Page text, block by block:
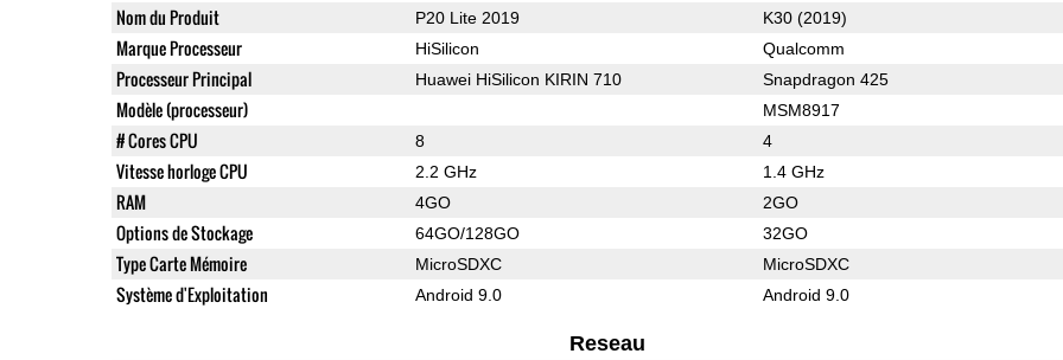
Nom du Produit P20 Lite 2019 K30 (2019)
Marque Processeur HiSilicon Qualcomm
Processeur Principal Huawei HiSilicon KIRIN 710 Snapdragon 425
Modèle (processeur) MSM8917
# Cores CPU 8 4
Vitesse horloge CPU 2.2 GHz 1.4 GHz
RAM 4GO 2GO
Options de Stockage 64GO/128GO 32GO
Type Carte Mémoire MicroSDXC MicroSDXC
Système d'Exploitation Android 9.0 Android 9.0
Reseau